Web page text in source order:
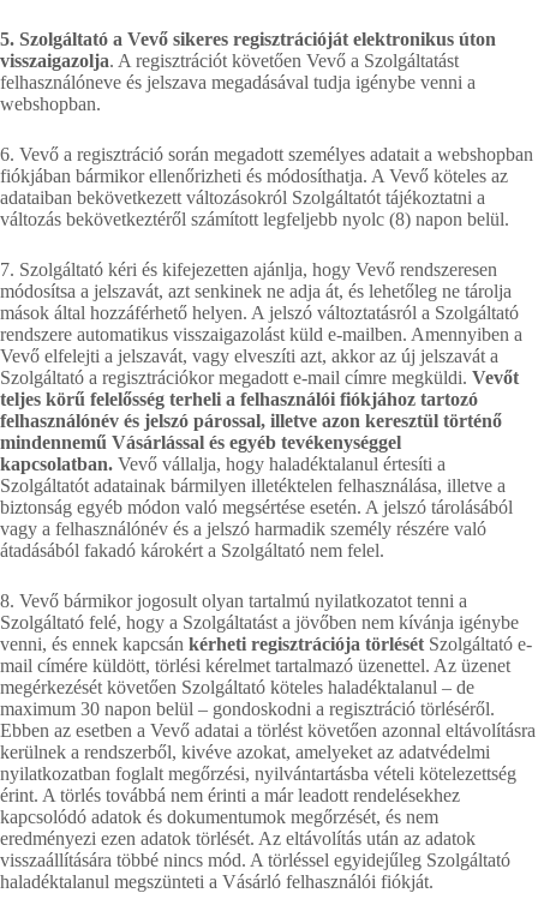
5. Szolgáltató a Vevő sikeres regisztrációját elektronikus úton
visszaigazolja. A regisztrációt követően Vevő a Szolgáltatást
felhasználóneve és jelszava megadásával tudja igénybe venni a
webshopban.
6. Vevő a regisztráció során megadott személyes adatait a webshopban
fiókjában bármikor ellenőrizheti és módosíthatja. A Vevő köteles az
adataiban bekövetkezett változásokról Szolgáltatót tájékoztatni a
változás bekövetkeztéről számított legfeljebb nyolc (8) napon belül.
7. Szolgáltató kéri és kifejezetten ajánlja, hogy Vevő rendszeresen
módosítsa a jelszavát, azt senkinek ne adja át, és lehetőleg ne tárolja
mások által hozzáférhető helyen. A jelszó változtatásról a Szolgáltató
rendszere automatikus visszaigazolást küld e-mailben. Amennyiben a
Vevő elfelejti a jelszavát, vagy elveszíti azt, akkor az új jelszavát a
Szolgáltató a regisztrációkor megadott e-mail címre megküldi. Vevőt
teljes körű felelősség terheli a felhasználói fiókjához tartozó
felhasználónév és jelszó párossal, illetve azon keresztül történő
mindennemű Vásárlással és egyéb tevékenységgel
kapcsolatban. Vevő vállalja, hogy haladéktalanul értesíti a
Szolgáltatót adatainak bármilyen illetéktelen felhasználása, illetve a
biztonság egyéb módon való megsértése esetén. A jelszó tárolásából
vagy a felhasználónév és a jelszó harmadik személy részére való
átadásából fakadó károkért a Szolgáltató nem felel.
8. Vevő bármikor jogosult olyan tartalmú nyilatkozatot tenni a
Szolgáltató felé, hogy a Szolgáltatást a jövőben nem kívánja igénybe
venni, és ennek kapcsán kérheti regisztrációja törlését Szolgáltató e-
mail címére küldött, törlési kérelmet tartalmazó üzenettel. Az üzenet
megérkezését követően Szolgáltató köteles haladéktalanul – de
maximum 30 napon belül – gondoskodni a regisztráció törléséről.
Ebben az esetben a Vevő adatai a törlést követően azonnal eltávolításra
kerülnek a rendszerből, kivéve azokat, amelyeket az adatvédelmi
nyilatkozatban foglalt megőrzési, nyilvántartásba vételi kötelezettség
érint. A törlés továbbá nem érinti a már leadott rendelésekhez
kapcsolódó adatok és dokumentumok megőrzését, és nem
eredményezi ezen adatok törlését. Az eltávolítás után az adatok
visszaállítására többé nincs mód. A törléssel egyidejűleg Szolgáltató
haladéktalanul megszünteti a Vásárló felhasználói fiókját.